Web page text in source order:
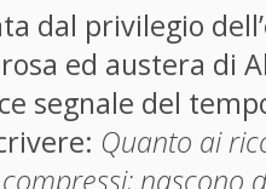
dal privilegio
ed austera di
segnale del
Quanto ai
nascono